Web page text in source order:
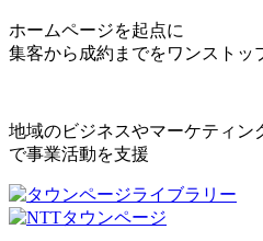
ホームページを起点に
集客から成約までをワンストッ
地域のビジネスやマーケティン
で事業活動を支援